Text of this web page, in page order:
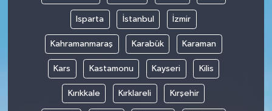
Isparta İstanbul İzmir
Kahramanmaraş Karabük Karaman
Kars Kastamonu Kayseri Kilis
Kırıkkale Kırklareli Kırşehir